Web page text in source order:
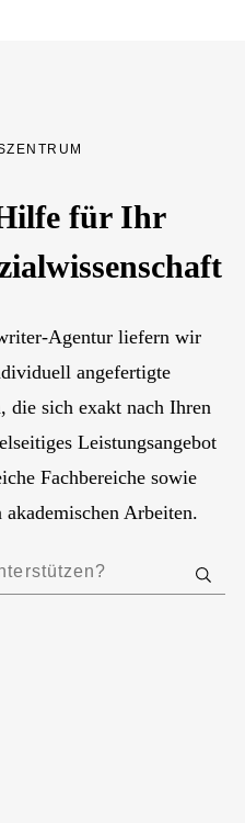
für Ihr
Agentur liefern wir
angefertigte
die sich exakt nach Ihren
Leistungsangebot
Fachbereiche sowie
Arbeiten.